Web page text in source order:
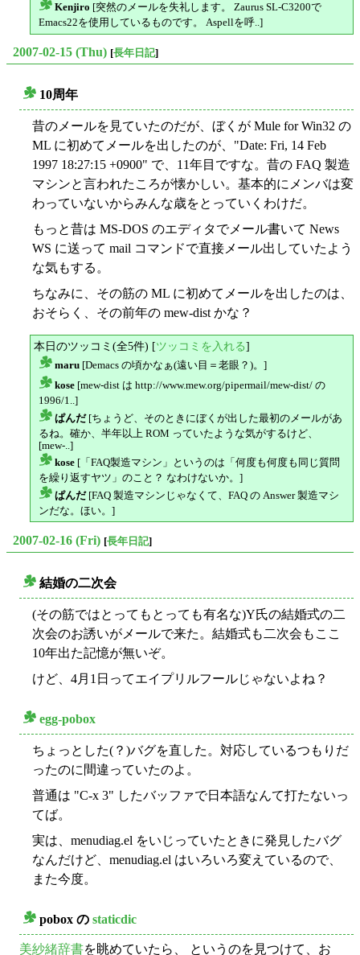
Kenjiro [突然のメールを失礼します。 Zaurus SL-C3200で
Emacs22を使用しているものです。 Aspellを呼..]
2007-02-15 (Thu) [長年日記]
10周年
昔のメールを見ていたのだが、ぼくが Mule for Win32 の
ML に初めてメールを出したのが、"Date: Fri, 14 Feb
1997 18:27:15 +0900" で、11年目ですな。昔の FAQ 製造
マシンと言われたころが懐かしい。基本的にメンバは変
わっていないからみんな歳をとっていくわけだ。
もっと昔は MS-DOS のエディタでメール書いて News
WS に送って mail コマンドで直接メール出していたよう
な気もする。
ちなみに、その筋の ML に初めてメールを出したのは、
おそらく、その前年の mew-dist かな？
本日のツッコミ(全5件) [ツッコミを入れる]
maru [Demacs の頃かなぁ(遠い目＝老眼？)。]
kose [mew-dist は http://www.mew.org/pipermail/mew-dist/ の
1996/1..]
ぱんだ[ちょうど、そのときにぼくが出した最初のメールがあ
るね。確か、半年以上 ROM っていたような気がするけど、
[mew-..]
kose [「FAQ製造マシン」というのは「何度も何度も同じ質問
を繰り返すヤツ」のこと？ なわけないか。]
ぱんだ[FAQ 製造マシンじゃなくて、FAQ の Answer 製造マシ
ンだな。ほい。]
2007-02-16 (Fri) [長年日記]
結婚の二次会
(その筋ではとってもとっても有名な)Y氏の結婚式の二
次会のお誘いがメールで来た。結婚式も二次会もここ
10年出た記憶が無いぞ。
けど、4月1日ってエイプリルフールじゃないよね？
egg-pobox
ちょっとした(？)バグを直した。対応しているつもりだ
ったのに間違っていたのよ。
普通は "C-x 3" したバッファで日本語なんて打たないっ
てば。
実は、menudiag.el をいじっていたときに発見したバグ
なんだけど、menudiag.el はいろいろ変えているので、
また今度。
pobox の staticdic
美紗緒辞書を眺めていたら、 というのを見つけて、お